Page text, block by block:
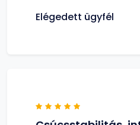
Elégedett ügyfél